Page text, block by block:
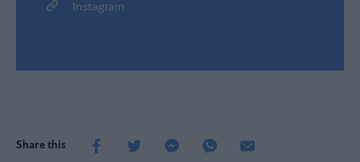
Instagram
Share this